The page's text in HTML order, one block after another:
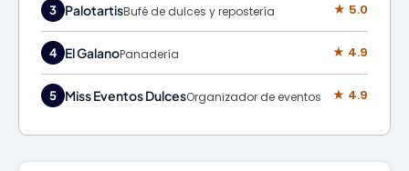
3 PalotartisBufé de dulces y repostería ★ 5.0
4 El GalanoPanadería ★ 4.9
5 Miss Eventos DulcesOrganizador de eventos ★ 4.9